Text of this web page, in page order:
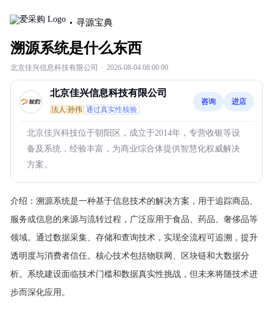
寻源宝典
溯源系统是什么东西
北京佳兴信息科技有限公司 · 2026-08-04 08:00:00
北京佳兴信息科技有限公司
法人:孙伟 通过真实性核验
咨询 进店
北京佳兴科技位于朝阳区，成立于2014年，专营收银等设
备及系统，经验丰富，为商业综合体提供智慧化权威解决
方案。
介绍： 溯源系统是一种基于信息技术的解决方案，用于追踪商品、
服务或信息的来源与流转过程，广泛应用于食品、药品、奢侈品等
领域。通过数据采集、存储和查询技术，实现全流程可追溯，提升
透明度与消费者信任。核心技术包括物联网、区块链和大数据分
析。系统建设面临技术门槛和数据真实性挑战，但未来将随技术进
步而深化应用。